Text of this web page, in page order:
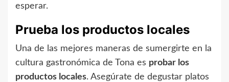
esperar.
Prueba los productos locales
Una de las mejores maneras de sumergirte en la
cultura gastronómica de Tona es probar los
productos locales. Asegúrate de degustar platos